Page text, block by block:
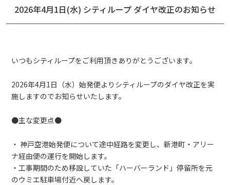
2026年4月1日(水) シティループ ダイヤ改正のお知らせ
いつもシティループをご利用頂きありがとうございます。
2026年4月1日（水）始発便よりシティループのダイヤ改正を実
施しますのでお知らせいたします。
●主な変更点●
・ 神戸空港始発便について途中経路を変更し、新港町・アリー
ナ経由便の運行を開始します。
・工事期間のため移設していた「ハーバーランド」停留所を元
のウミエ駐車場付近へ戻します。